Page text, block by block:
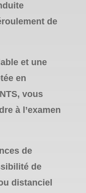
de
et une
en
vous
à l’examen
de
de
distanciel